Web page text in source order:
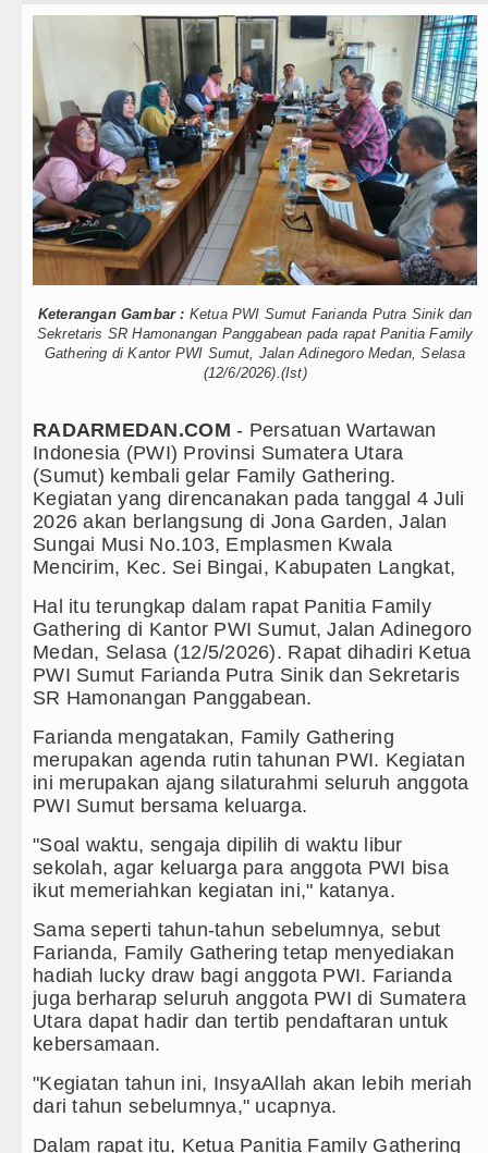
Internasional
Wisata
TIPS dan TRIK
+ Lainnya
Video
Kesehatan
Kuliner
Bukan Karena Penyimpangan Seksual
Hadapi Ancam Hukuman Mati
Swedia 8 Agustus 2026 Pukul 22.00 WIB
Kadis Perkimcikataru Medan
Kelapa di Nias Utara
Sekolah di Thailand
illegal di Karo hingga Aktor Intelektual
Utara dari Hulu ke Hilir
Surati SMPN 1 Batang Angkola
Bukan Karena Penyimpangan Seksual
Hadapi Ancam Hukuman Mati
8 Agustus 2026 Pukul 22.00 WIB
Kadis Perkimcikataru Medan
Kelapa di Nias Utara
Sekolah di Thailand
Persahabatan di Hong Kong
illegal di Karo hingga Aktor Intelektual
Utara dari Hulu ke Hilir
Surati SMPN 1 Batang Angkola
Bukan Karena Penyimpangan Seksual
Hadapi Ancam Hukuman Mati
Swedia 8 Agustus 2026 Pukul 22.00 WIB
Kadis Perkimcikataru Medan
Kelapa di Nias Utara
Keterangan Gambar : Ketua PWI Sumut Farianda Putra Sinik dan
Sekretaris SR Hamonangan Panggabean pada rapat Panitia Family
Gathering di Kantor PWI Sumut, Jalan Adinegoro Medan, Selasa
(12/6/2026).(Ist)
RADARMEDAN.COM - Persatuan Wartawan
Indonesia (PWI) Provinsi Sumatera Utara
(Sumut) kembali gelar Family Gathering.
Kegiatan yang direncanakan pada tanggal 4 Juli
2026 akan berlangsung di Jona Garden, Jalan
Sungai Musi No.103, Emplasmen Kwala
Mencirim, Kec. Sei Bingai, Kabupaten Langkat,
Hal itu terungkap dalam rapat Panitia Family
Gathering di Kantor PWI Sumut, Jalan Adinegoro
Medan, Selasa (12/5/2026). Rapat dihadiri Ketua
PWI Sumut Farianda Putra Sinik dan Sekretaris
SR Hamonangan Panggabean.
Farianda mengatakan, Family Gathering
merupakan agenda rutin tahunan PWI. Kegiatan
ini merupakan ajang silaturahmi seluruh anggota
PWI Sumut bersama keluarga.
"Soal waktu, sengaja dipilih di waktu libur
sekolah, agar keluarga para anggota PWI bisa
ikut memeriahkan kegiatan ini," katanya.
Sama seperti tahun-tahun sebelumnya, sebut
Farianda, Family Gathering tetap menyediakan
hadiah lucky draw bagi anggota PWI. Farianda
juga berharap seluruh anggota PWI di Sumatera
Utara dapat hadir dan tertib pendaftaran untuk
kebersamaan.
"Kegiatan tahun ini, InsyaAllah akan lebih meriah
dari tahun sebelumnya," ucapnya.
Dalam rapat itu, Ketua Panitia Family Gathering